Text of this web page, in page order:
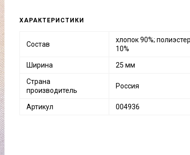
ХАРАКТЕРИСТИКИ
Состав
хлопок 90%; полиэстер
10%
Ширина 25 мм
Страна
производитель
Россия
Артикул 004936